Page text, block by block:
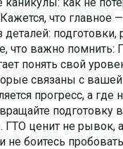
что главное
деталей:
что важно помнить:
понять свой
связаны с вашей
прогресс, а где
подготовку
ГТО ценит не рывок,
не боитесь